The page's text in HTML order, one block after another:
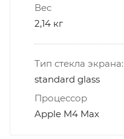
Вес
2,14 кг
Тип стекла экрана:
standard glass
Процессор
Apple M4 Max